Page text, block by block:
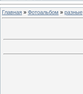
Главная » Фотоальбом » разные